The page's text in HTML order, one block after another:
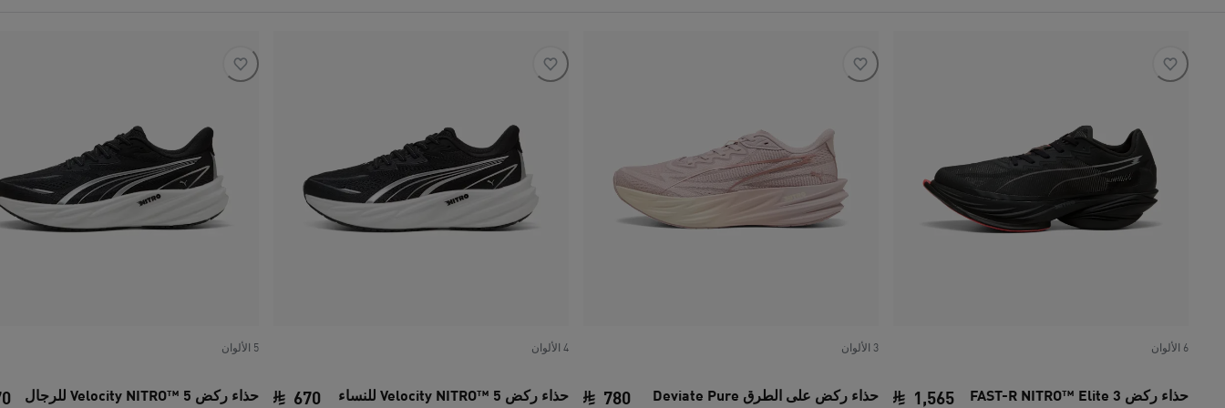
6 الألوان
حذاء ركض FAST-R NITRO™ Elite 3 1,565
3 الألوان
حذاء ركض على الطرق Deviate Pure 780
4 الألوان
حذاء ركض Velocity NITRO™ 5 للنساء 670
5 الألوان
حذاء ركض Velocity NITRO™ 5 للرجال